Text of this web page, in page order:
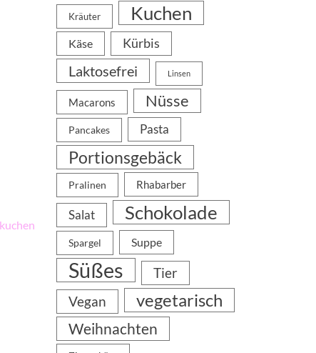
Kräuter Kuchen
Käse Kürbis
Laktosefrei Linsen
Macarons Nüsse
Pancakes Pasta
Portionsgebäck
Pralinen Rhabarber
Salat Schokolade
Spargel Suppe
Süßes
Tier
Vegan
vegetarisch
Weihnachten